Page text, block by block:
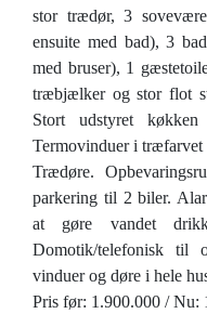
stor trædør, 3
ensuite med bad), 3
med bruser), 1
træbjælker og stor flot
Stort udstyret
Termovinduer i
Trædøre.
parkering til 2 biler.
at gøre vandet
Domotik/telefonisk til
vinduer og døre i hele
Pris før: 1.900.000 / Nu: